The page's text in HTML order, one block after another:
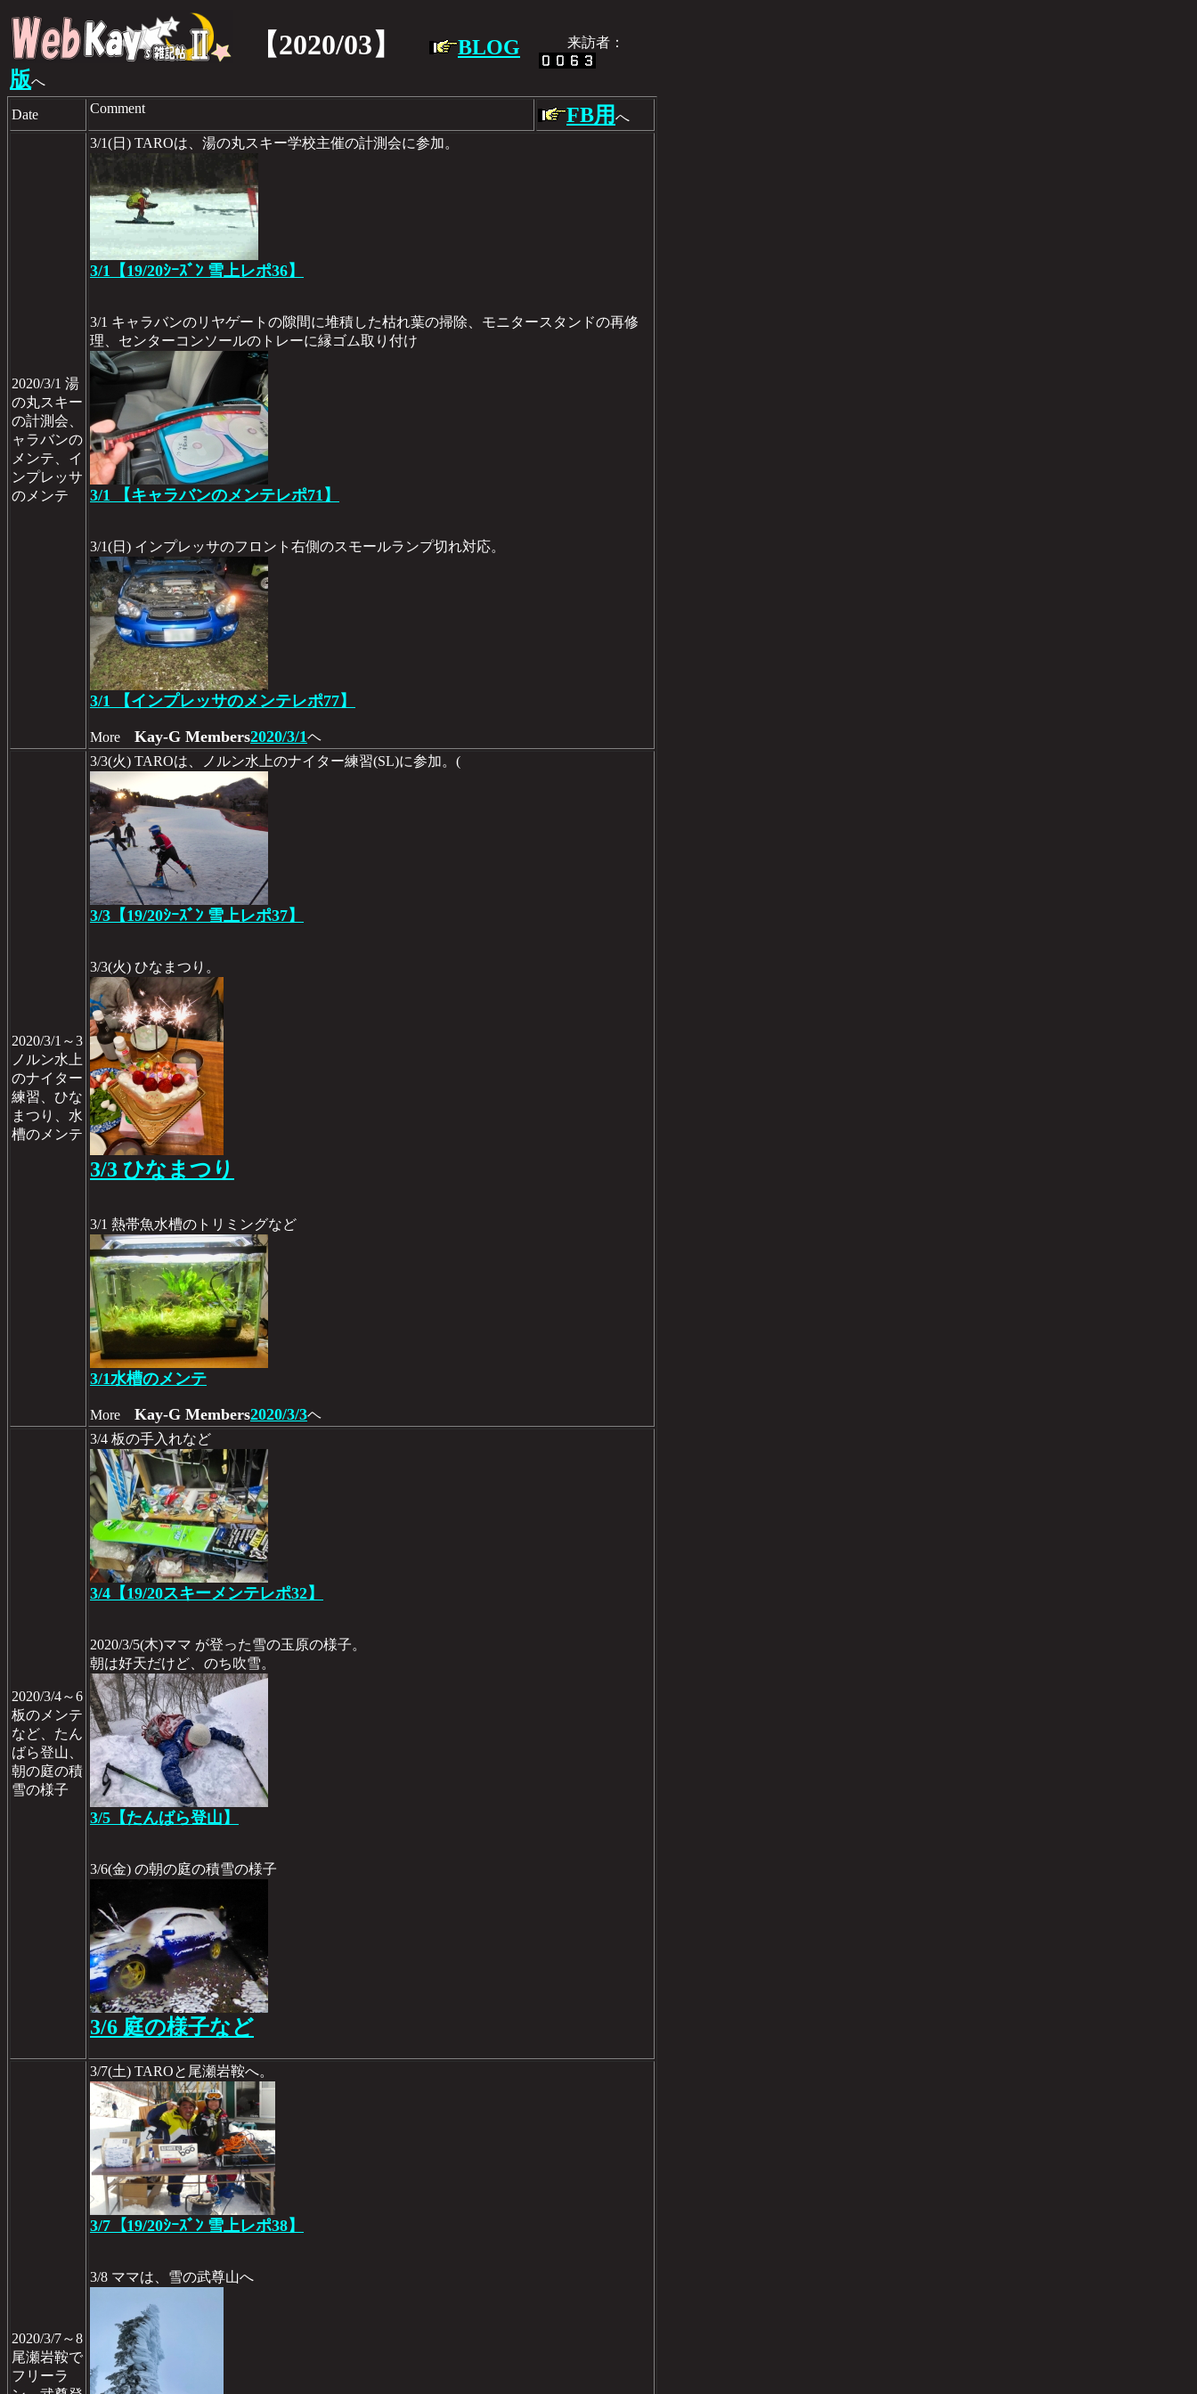
【2020/03】
BLOG
版へ
来訪者：
Date Comment FB用 へ
2020/3/1 湯
の丸スキー
の計測会、
ャラバンの
メンテ、イ
ンプレッサ
のメンテ
3/1(日) TAROは、湯の丸スキー学校主催の計測会に参加。
3/1【19/20ｼｰｽﾞﾝ 雪上レポ36】
3/1 キャラバンのリヤゲートの隙間に堆積した枯れ葉の掃除、モニタースタンドの再修
理、センターコンソールのトレーに縁ゴム取り付け
3/1 【キャラバンのメンテレポ71】
3/1(日) インプレッサのフロント右側のスモールランプ切れ対応。
3/1 【インプレッサのメンテレポ77】
More Kay-G Members2020/3/1ヘ
2020/3/1～3
ノルン水上
のナイター
練習、ひな
まつり、水
槽のメンテ
3/3(火) TAROは、ノルン水上のナイター練習(SL)に参加。(
3/3【19/20ｼｰｽﾞﾝ 雪上レポ37】
3/3(火) ひなまつり。
3/3 ひなまつり
3/1 熱帯魚水槽のトリミングなど
3/1水槽のメンテ
More Kay-G Members2020/3/3ヘ
2020/3/4～6
板のメンテ
など、たん
ばら登山、
朝の庭の積
雪の様子
3/4 板の手入れなど
3/4【19/20スキーメンテレポ32】
2020/3/5(木)ママ が登った雪の玉原の様子。
朝は好天だけど、のち吹雪。
3/5【たんばら登山】
3/6(金) の朝の庭の積雪の様子
3/6 庭の様子など
2020/3/7～8
尾瀬岩鞍で
フリーラ
3/7(土) TAROと尾瀬岩鞍へ。
3/7【19/20ｼｰｽﾞﾝ 雪上レポ38】
3/8 ママは、雪の武尊山へ